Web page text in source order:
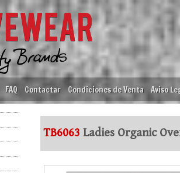
FAQ Contactar Condiciones de Venta Aviso
TB6063 Ladies Organic